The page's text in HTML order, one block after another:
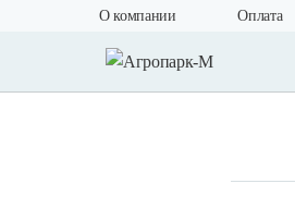
О компании Оплата